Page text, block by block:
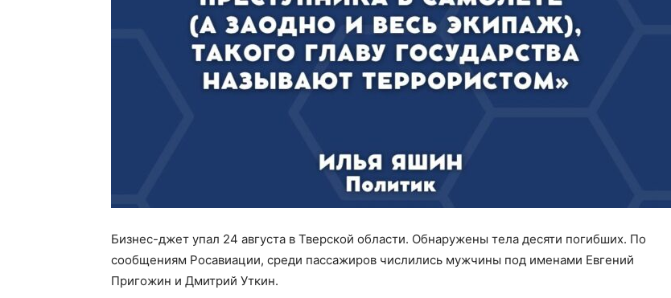
Бизнес-джет упал 24 августа в Тверской области. Обнаружены тела десяти погибших. По
сообщениям Росавиации, среди пассажиров числились мужчины под именами Евгений
Пригожин и Дмитрий Уткин.